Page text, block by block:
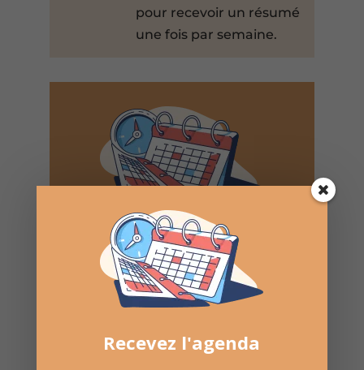
pour recevoir un résumé
une fois par semaine.
Recevez l'agenda par
e-mail
Une fois par semaine en un coup d'oeil
Lotos, Taureaux, Marchés de Noël, ...
Recevez l'agenda